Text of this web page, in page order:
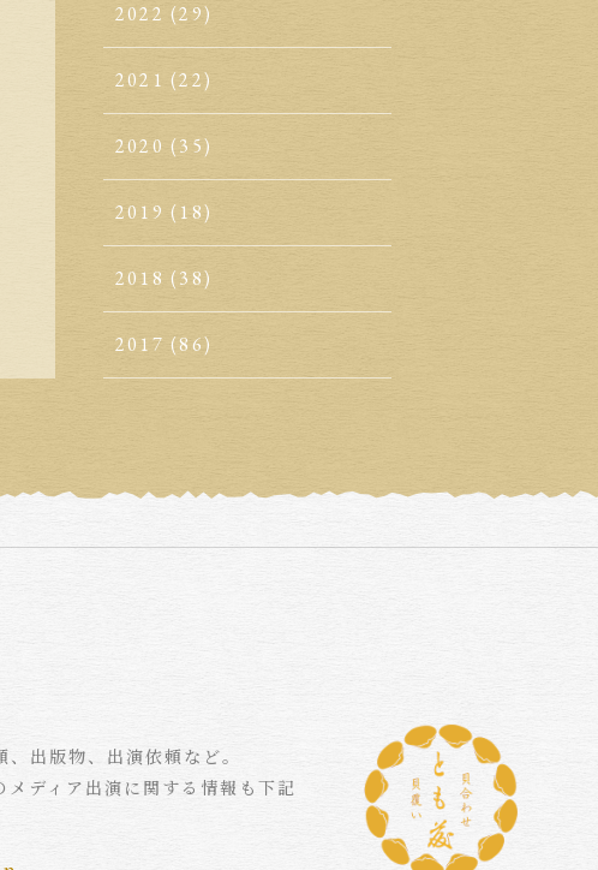
2022 (29)
2021 (22)
2020 (35)
2019 (18)
2018 (38)
2017 (86)
出版物、出演依頼など。
ディア出演に関する情報も下記